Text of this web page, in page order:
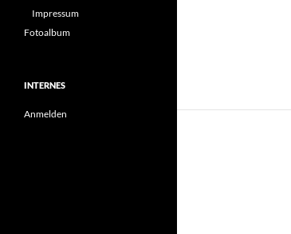
Impressum
Fotoalbum
INTERNES
Anmelden